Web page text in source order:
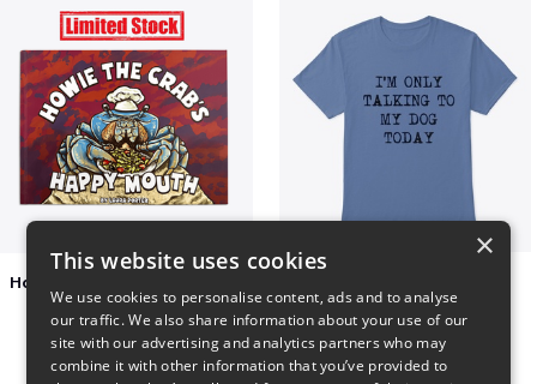
$15 $23
×
This website uses cookies
We use cookies to personalise content, ads and to analyse
our traffic. We also share information about your use of our
site with our advertising and analytics partners who may
combine it with other information that you’ve provided to